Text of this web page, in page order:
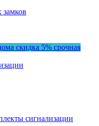
замков
скидка 5% срочная
сигнализации